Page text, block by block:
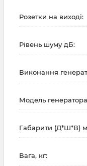
Розетки на виході:
Рівень шуму дБ:
Виконання
Модель
Габарити (Д*Ш*В)
Вага, кг: